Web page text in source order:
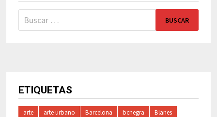
Buscar:
ETIQUETAS
arte arte urbano Barcelona bcnegra Blanes